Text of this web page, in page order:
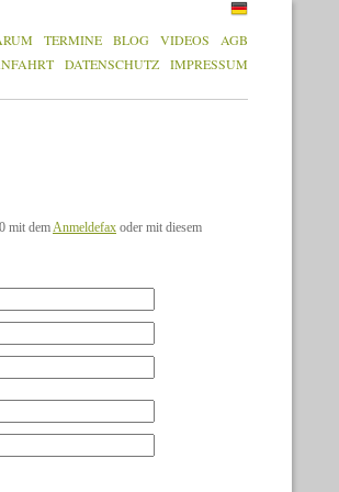
TERMINE BLOG VIDEOS
AGB
DATENSCHUTZ IMPRESSUM
mit demAnmeldefax oder mit diesem